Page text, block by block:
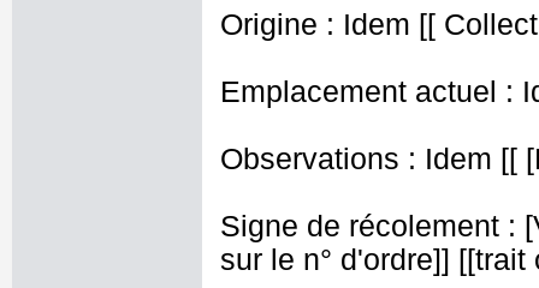
Origine : Idem [[
Emplacement actuel :
Observations : Idem [[
Signe de récolement :
sur le n° d'ordre]]